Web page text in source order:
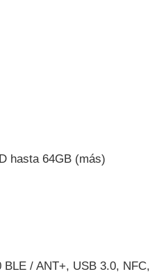
hasta 64GB (más)
/ ANT+, USB 3.0, NFC,